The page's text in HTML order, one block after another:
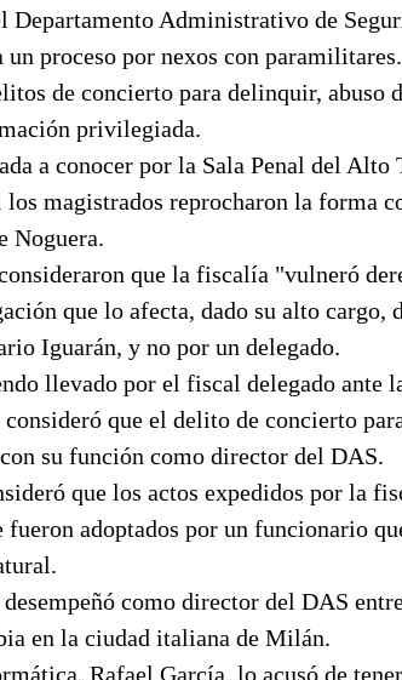
Departamento Administrativo de
un proceso por nexos con paramilitares.
de concierto para delinquir, abuso
privilegiada.
a conocer por la Sala Penal del Alto
magistrados reprocharon la forma
Noguera.
que la fiscalía "vulneró
que lo afecta, dado su alto cargo,
Iguarán, y no por un delegado.
llevado por el fiscal delegado ante
que el delito de concierto
su función como director del DAS.
que los actos expedidos por la
adoptados por un funcionario
desempeñó como director del DAS
en la ciudad italiana de Milán.
Rafael García, lo acusó de